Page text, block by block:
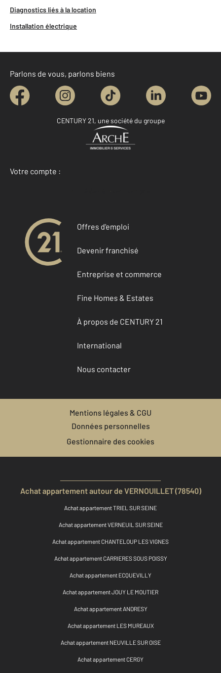
Diagnostics liés à la location
Installation électrique
Parlons de vous, parlons biens
CENTURY 21, une société du groupe
Votre compte :
Accéder à mon compte
Offres d'emploi
Devenir franchisé
Entreprise et commerce
Fine Homes & Estates
À propos de CENTURY 21
International
Nous contacter
Mentions légales & CGU
Données personnelles
Gestionnaire des cookies
Achat appartement autour de VERNOUILLET (78540)
Achat appartement TRIEL SUR SEINE
Achat appartement VERNEUIL SUR SEINE
Achat appartement CHANTELOUP LES VIGNES
Achat appartement CARRIERES SOUS POISSY
Achat appartement ECQUEVILLY
Achat appartement JOUY LE MOUTIER
Achat appartement ANDRESY
Achat appartement LES MUREAUX
Achat appartement NEUVILLE SUR OISE
Achat appartement CERGY